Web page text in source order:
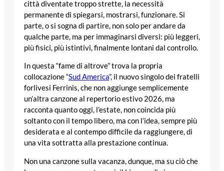
città diventate troppo strette, la necessità
permanente di spiegarsi, mostrarsi, funzionare. Si
parte, o si sogna di partire, non solo per andare da
qualche parte, ma per immaginarsi diversi: più leggeri,
più fisici, più istintivi, finalmente lontani dal controllo.
In questa “fame di altrove” trova la propria
collocazione “Sud America”, il nuovo singolo dei fratelli
forlivesi Ferrinis, che non aggiunge semplicemente
un’altra canzone al repertorio estivo 2026, ma
racconta quanto oggi, l’estate, non coincida più
soltanto con il tempo libero, ma con l’idea, sempre più
desiderata e al contempo difficile da raggiungere, di
una vita sottratta alla prestazione continua.
Non una canzone sulla vacanza, dunque, ma su ciò che